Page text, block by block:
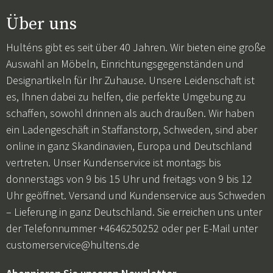
Über uns
Hulténs gibt es seit über 40 Jahren. Wir bieten eine große
Auswahl an Möbeln, Einrichtungsgegenständen und
Designartikeln für Ihr Zuhause. Unsere Leidenschaft ist
es, Ihnen dabei zu helfen, die perfekte Umgebung zu
schaffen, sowohl drinnen als auch draußen. Wir haben
ein Ladengeschäft in Staffanstorp, Schweden, sind aber
online in ganz Skandinavien, Europa und Deutschland
vertreten. Unser Kundenservice ist montags bis
donnerstags von 9 bis 15 Uhr und freitags von 9 bis 12
Uhr geöffnet. Versand und Kundenservice aus Schweden
– Lieferung in ganz Deutschland. Sie erreichen uns unter
der Telefonnummer +4646250252 oder per E-Mail unter
customerservice@hultens.de